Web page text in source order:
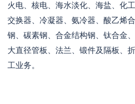
火电、核电、海水淡化、海盐、化
交换器、冷凝器、氨冷器、酸乙烯
钢、碳素钢、合金结构钢、钛合金
大直径管板、法兰、锻件及隔板、
工业务。